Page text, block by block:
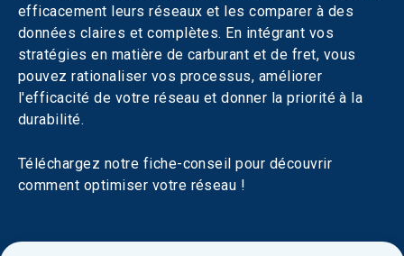
efficacement leurs réseaux et les comparer à des
données claires et complètes. En intégrant vos
stratégies en matière de carburant et de fret, vous
pouvez rationaliser vos processus, améliorer
l'efficacité de votre réseau et donner la priorité à la
durabilité.
Téléchargez notre fiche-conseil pour découvrir
comment optimiser votre réseau !